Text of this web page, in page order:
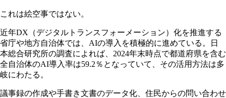
これは絵空事ではない。
近年DX（デジタルトランスフォーメーション）化を推進する
省庁や地方自治体では、AIの導入を積極的に進めている。日
本総合研究所の調査によれば、2024年末時点で都道府県を含む
全自治体のAI導入率は59.2％となっていて、その活用方法は多
岐にわたる。
議事録の作成や手書き文書のデータ化、住民からの問い合わせ